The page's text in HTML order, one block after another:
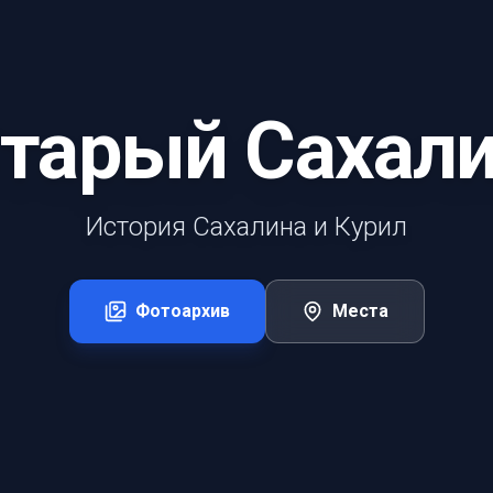
История Сахалина и Курил
Фотоархив Места